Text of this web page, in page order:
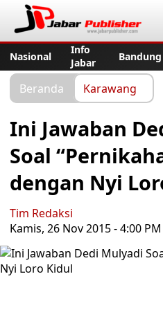
Nasional
Info
Jabar
Bandung
Beranda Karawang
Ini Jawaban
Soal
dengan Nyi
Tim Redaksi
Kamis, 26 Nov 2015 - 4:00 PM